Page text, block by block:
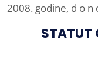
2008. godine, d o n
STATUT